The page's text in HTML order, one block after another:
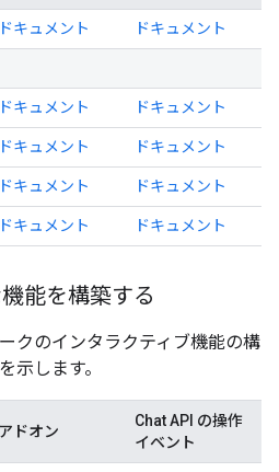
ドキュメント ドキュメント
ドキュメント ドキュメント
ドキュメント ドキュメント
ドキュメント ドキュメント
ドキュメント ドキュメント
能を構築する
クのインタラクティブ機能の構
示します。
アドオン
Chat API の操作
イベント